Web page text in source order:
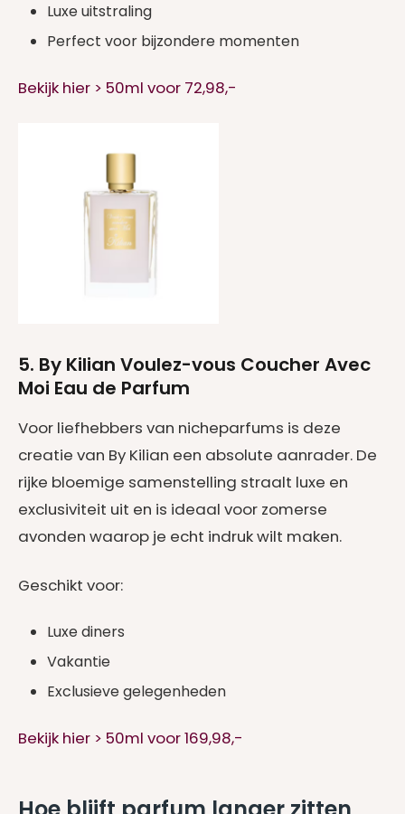
Luxe uitstraling
Perfect voor bijzondere momenten
Bekijk hier > 50ml voor 72,98,-
5. By Kilian Voulez-vous Coucher Avec
Moi Eau de Parfum
Voor liefhebbers van nicheparfums is deze
creatie van By Kilian een absolute aanrader. De
rijke bloemige samenstelling straalt luxe en
exclusiviteit uit en is ideaal voor zomerse
avonden waarop je echt indruk wilt maken.
Geschikt voor:
Luxe diners
Vakantie
Exclusieve gelegenheden
Bekijk hier > 50ml voor 169,98,-